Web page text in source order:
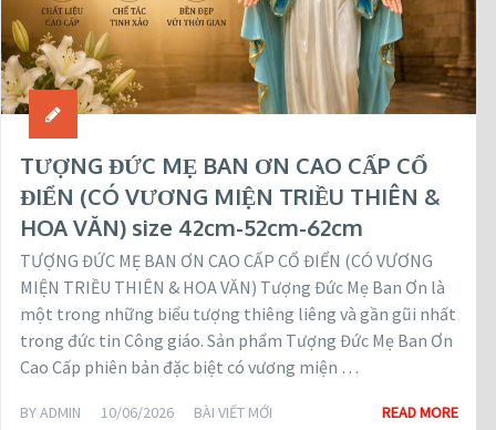
TƯỢNG ĐỨC MẸ BAN ƠN CAO CẤP CỔ
ĐIỂN (CÓ VƯƠNG MIỆN TRIỀU THIÊN &
HOA VĂN) size 42cm-52cm-62cm
TƯỢNG ĐỨC MẸ BAN ƠN CAO CẤP CỔ ĐIỂN (CÓ VƯƠNG
MIỆN TRIỀU THIÊN & HOA VĂN) Tượng Đức Mẹ Ban Ơn là
một trong những biểu tượng thiêng liêng và gần gũi nhất
trong đức tin Công giáo. Sản phẩm Tượng Đức Mẹ Ban Ơn
Cao Cấp phiên bản đặc biệt có vương miện …
BYADMIN 10/06/2026 BÀI VIẾT MỚI READ MORE